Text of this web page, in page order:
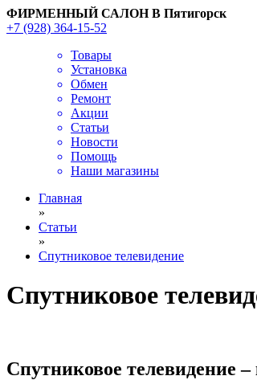
ФИРМЕННЫЙ САЛОН В Пятигорск
+7 (928) 364-15-52
Товары
Установка
Обмен
Ремонт
Акции
Статьи
Новости
Помощь
Наши магазины
Главная
»
Статьи
»
Cпутниковое телевидение
Cпутниковое
Спутниковое телевидение